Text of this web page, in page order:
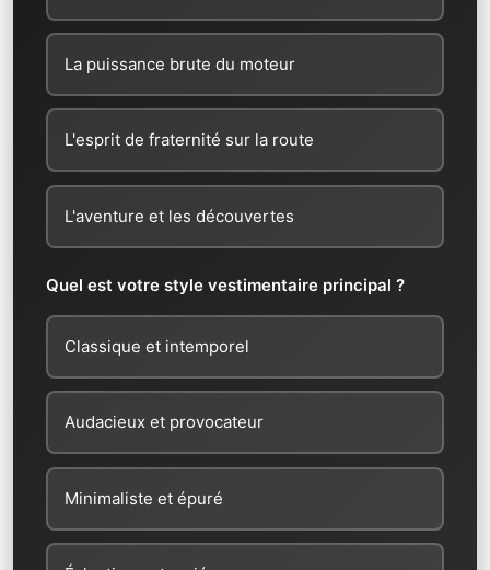
La puissance brute du moteur
L'esprit de fraternité sur la route
L'aventure et les découvertes
Quel est votre style vestimentaire principal ?
Classique et intemporel
Audacieux et provocateur
Minimaliste et épuré